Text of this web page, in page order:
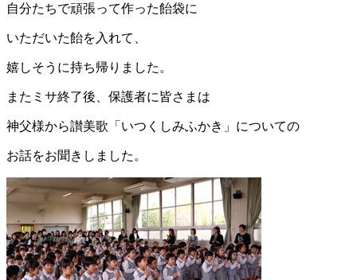
自分たちで頑張って作った飴袋に
いただいた飴を入れて、
嬉しそうに持ち帰りました。
またミサ終了後、保護者に皆さまは
神父様から讃美歌「いつくしみふかき」についての
お話をお聞きしました。